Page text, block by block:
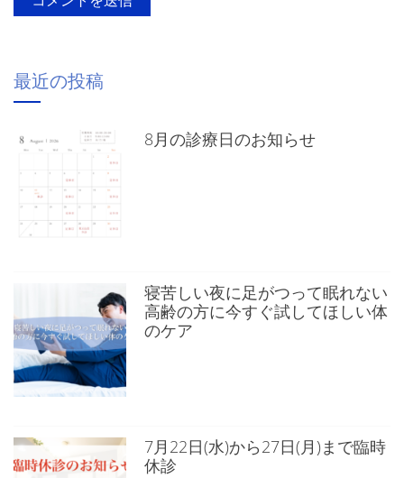
最近の投稿
8月の診療日のお知らせ
寝苦しい夜に足がつって眠れない
高齢の方に今すぐ試してほしい体
のケア
7月22日(水)から27日(月)まで臨時
休診